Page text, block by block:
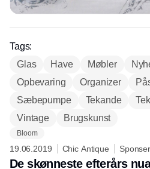
Tags:
Glas
Have Møbler
Opbevaring
Organizer
Sæbepumpe
Tekande
Vintage
Brugskunst
Bloom
19.06.2019 Chic Antique
De skønneste efterårs